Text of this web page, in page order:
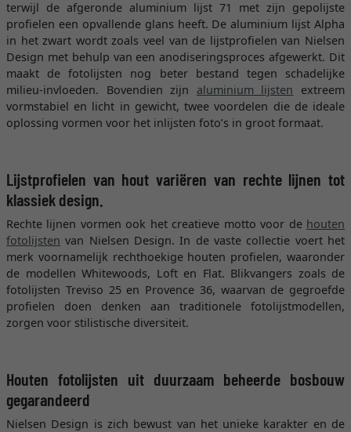
terwijl de afgeronde aluminium lijst 71 met zijn gepolijste
profielen een opvallende glans heeft. De aluminium lijst Alpha
in het zwart wordt zoals veel van de lijstprofielen van Nielsen
Design met behulp van een anodiseringsproces afgewerkt. Dit
maakt de fotolijsten nog beter bestand tegen schadelijke
milieu-invloeden. Bovendien zijn aluminium lijsten extreem
vormstabiel en licht in gewicht, twee voordelen die de ideale
oplossing vormen voor het inlijsten foto’s in groot formaat.
Lijstprofielen van hout variëren van rechte lijnen tot
klassiek design.
Rechte lijnen vormen ook het creatieve motto voor de houten
fotolijsten van Nielsen Design. In de vaste collectie voert het
merk voornamelijk rechthoekige houten profielen, waaronder
de modellen Whitewoods, Loft en Flat. Blikvangers zoals de
fotolijsten Treviso 25 en Provence 36, waarvan de gegroefde
profielen doen denken aan traditionele fotolijstmodellen,
zorgen voor stilistische diversiteit.
Houten fotolijsten uit duurzaam beheerde bosbouw
gegarandeerd
Nielsen Design is zich bewust van het unieke karakter en de